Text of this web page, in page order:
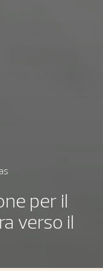
per il
verso il